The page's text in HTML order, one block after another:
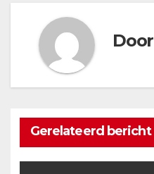
Door
Gerelateerd bericht